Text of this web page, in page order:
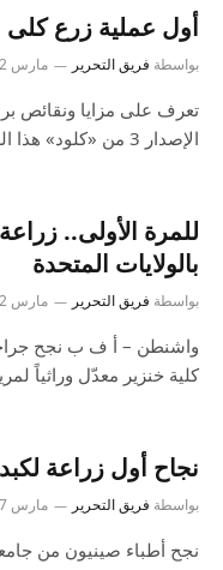
أول عملية زرع
بواسطة فريق التحرير مارس 22, 2024
الإصدار 3 من «كلود» هذا الشهر. وهو بديل جديد قوي…
للمرة الأولى..
بالولايات المتحدة
بواسطة فريق التحرير مارس 22, 2024
واشنطن – أ ف ب نجح
كلية خنزير معدّل وراثياً
نجاح أول زراعة
بواسطة فريق التحرير مارس 17, 2024
نجح أطباء صينيون من